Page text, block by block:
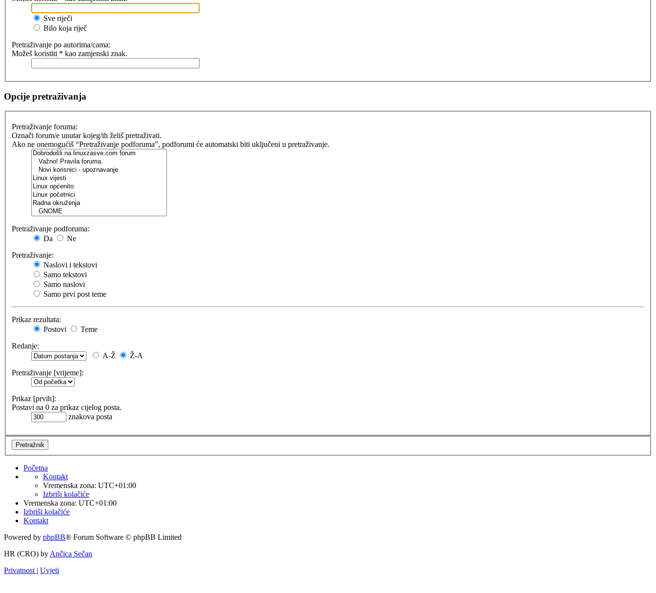
Sve riječi
Bilo koja riječ
Pretraživanje po autorima/cama:
Možeš koristiti * kao zamjenski znak.
Opcije pretraživanja
Pretraživanje foruma:
Označi forum/e unutar kojeg/ih želiš pretraživati.
Ako ne onemogućiš “Pretraživanje podforuma”, podforumi će automatski biti uključeni u pretraživanje.
Pretraživanje podforuma:
Da
Ne
Pretraživanje:
Naslovi i tekstovi
Samo tekstovi
Samo naslovi
Samo prvi post teme
Prikaz rezultata:
Postovi
Teme
Redanje:
A-Ž
Ž-A
Pretraživanje [vrijeme]:
Prikaz [prvih]:
Postavi na 0 za prikaz cijelog posta.
znakova posta
Početna
Kontakt
Vremenska zona: UTC+01:00
Izbriši kolačiće
Vremenska zona: UTC+01:00
Izbriši kolačiće
Kontakt
Powered by phpBB® Forum Software © phpBB Limited
HR (CRO) by Ančica Sečan
Privatnost | Uvjeti